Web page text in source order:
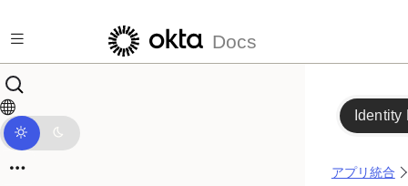
Docs
Identity
アプリ統合